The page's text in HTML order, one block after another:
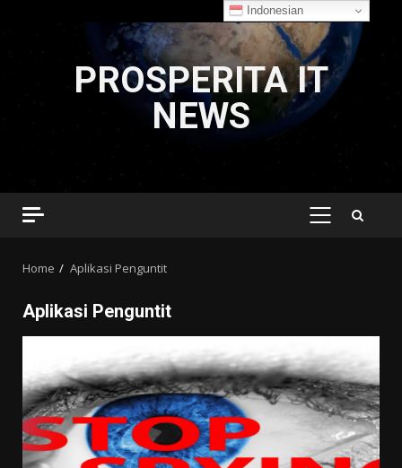
PROSPERITA IT
NEWS
PRIMARY
Home Aplikasi Penguntit
Aplikasi Penguntit
Indonesian